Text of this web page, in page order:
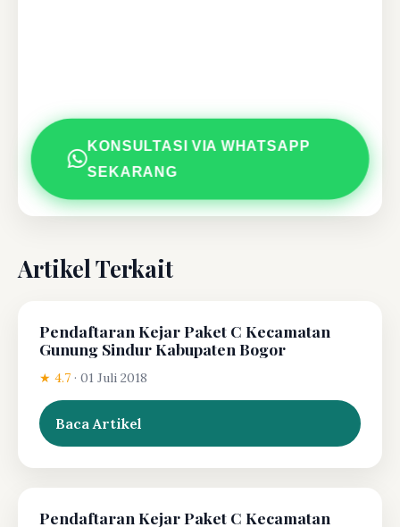
KONSULTASI VIA WHATSAPP
SEKARANG
Artikel Terkait
Pendaftaran Kejar Paket C Kecamatan
Gunung Sindur Kabupaten Bogor
★ 4.7 · 01 Juli 2018
Baca Artikel
Pendaftaran Kejar Paket C Kecamatan